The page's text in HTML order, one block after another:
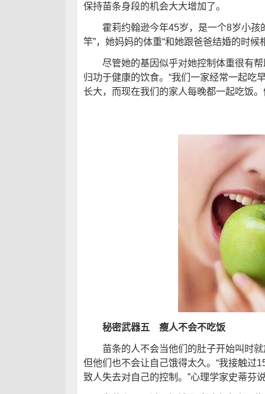
保持苗条身段的机会大大增加了。
霍莉约翰逊今年45岁，是一个8岁小孩
竿”，她妈妈的体重“和她跟爸爸结婚的时候
尽管她的基因似乎对她控制体重很有帮
归功于健康的饮食。“我们一家经常一起吃
长大，而现在我们的家人每晚都一起吃饭
秘密武器五 瘦人不会不吃饭
苗条的人不会当他们的肚子开始叫时就
但他们也不会让自己饿得太久。“我接触过
致人失去对自己的控制。”心理学家史蒂芬